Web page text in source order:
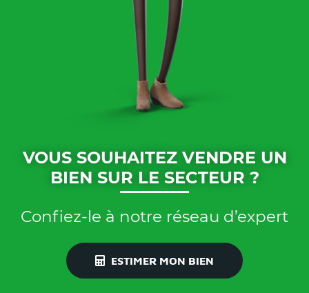
VOUS SOUHAITEZ VENDRE UN
BIEN SUR LE SECTEUR ?
Confiez-le à notre réseau d’expert
ESTIMER MON BIEN